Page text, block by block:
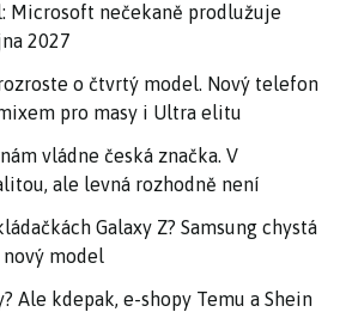
Microsoft nečekaně prodlužuje
2027
rozroste o čtvrtý model. Nový telefon
pro masy i Ultra elitu
vládne česká značka. V
ale levná rozhodně není
Galaxy Z? Samsung chystá
model
Ale kdepak, e-shopy Temu a Shein